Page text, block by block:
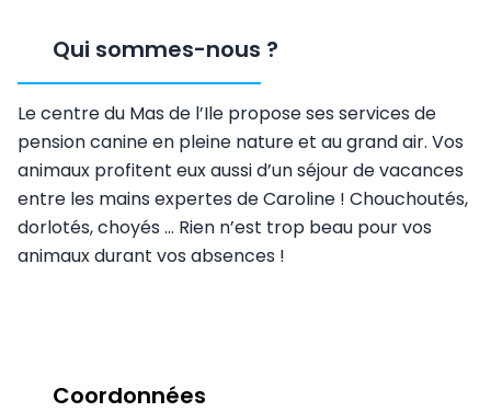
Qui sommes-nous ?
Le centre du Mas de l’Ile propose ses services de
pension canine en pleine nature et au grand air. Vos
animaux profitent eux aussi d’un séjour de vacances
entre les mains expertes de Caroline ! Chouchoutés,
dorlotés, choyés … Rien n’est trop beau pour vos
animaux durant vos absences !
Coordonnées